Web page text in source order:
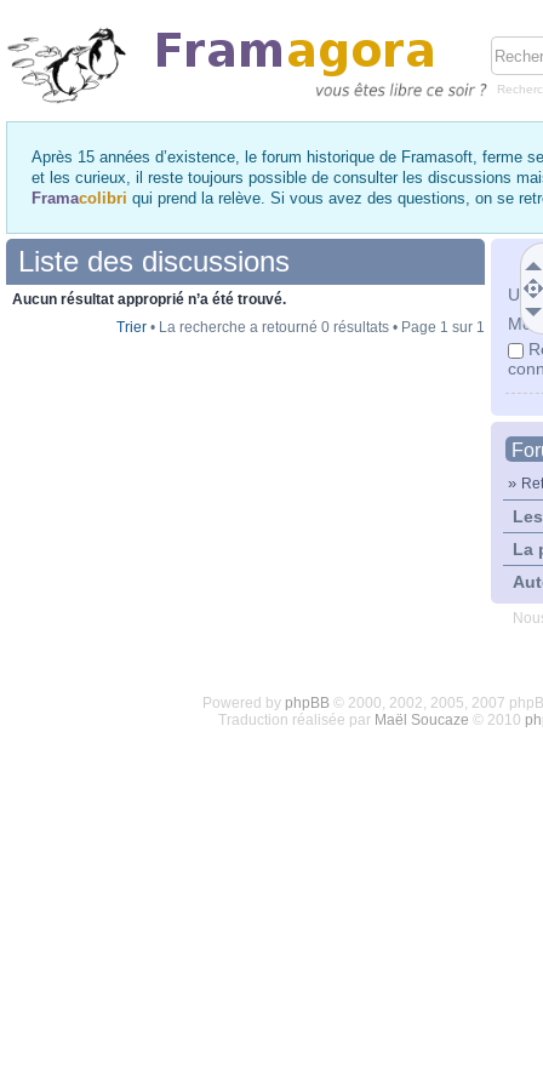
Après 15 années d’existence, le forum historique de Framasoft, ferme
et les curieux, il reste toujours possible de consulter les discussions
Framacolibri qui prend la relève. Si vous avez des questions, on se
Mot
»
La
Liste des discussions
Aucun résultat approprié n’a été trouvé.
Trier • La recherche a retourné 0 résultats • Page 1 sur 1
Powered by phpBB© 2000, 2002, 2005, 2007
Traduction réalisée par Maël Soucaze © 2010